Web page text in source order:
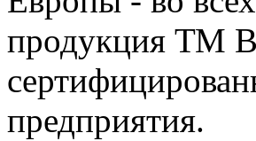
продукция ТМ
предприятия.